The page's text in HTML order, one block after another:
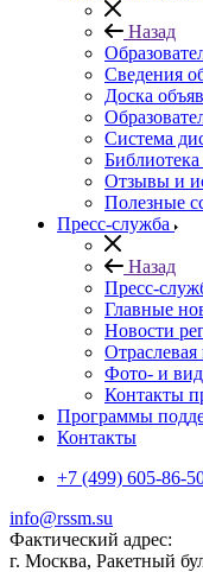
Назад
Сведения
Доска
Система
Отзывы и
Полезные
Пресс-служба
Назад
Пресс-
Главные
Новости
Фото- и
Контакты
Программы
Контакты
+7 (499) 605-86-
info@rssm.su
Фактический адрес:
г. Москва, Ракетный